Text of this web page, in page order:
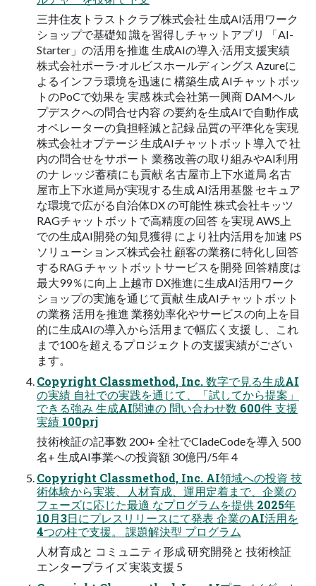
三井住友トラストクラブ株式会社 ⽣成AI活⽤ワーク
ショップで基礎知 識を習得しチャットアプリ 「AI-
Starter」の活⽤を推進 ⽣成AIの導⼊‧活⽤⽀援実績
株式会社ポーラ‧オルビスホールディングス Azureに
よるインフラ環境を迅速に 構築⽣成 AIチャットボッ
トのPoCで効果を 実感 株式会社第⼀興商 DAMヘル
プデスクへの問合せ内容 の要約を⽣成AIで⾃動作成
オペレーターの負担軽減と記録 品質の平準化を実現
株式会社オプテージ ⽣成AIチャットボット導⼊で 社
内の問合せをサポート 業務改善の取り組みやAI利⽤
のナ レッジ蓄積にも貢献 名古屋市上下⽔道局 名古
屋市上下⽔道局が実現する⽣成 AI活⽤基盤 セキュア
な環境で広がる⾃治体DX の可能性 株式会社キッツ
RAGチャットボットで⾼精度の回答 を実現 AWS上
での⽣成AI開発の知⾒獲得 により社内活⽤を加速 PS
ソリューションズ株式会社 顧客の業務に特化し回答
するRAG チャットボットサービスを開発 回答精度は
最⼤99％に向上 上越市 DX推進に⽣成AI活⽤ワーク
ショップの実施を通じて貢献 ⽣成AIチャットボット
の業務 活⽤を推進 業務効率化やサービスの向上を⽬
的に⽣成AIの導⼊から活⽤まで幅広く⽀援 し、これ
まで100を超えるプロジェクトの⽀援実績がござい
ます。
Copyright Classmethod, Inc. 数字で⾒る⽣成AI
の実績 ⾃社での実践を通じて、「試してから提案」
できる強み ⽣成AI関連の 問い合わせ数 600件 ⽀援
実績 100prj
技術検証の記事数 200+ 全社でCladeCodeを導⼊ 500
名+ ⽣成AI事業への投資額 30億円/5年 4
Copyright Classmethod, Inc. AI領域への投資 技
術体験から実装、⼈材育成、運⽤定着まで、企業の
フェーズに応じた最適 なプログラムを提供 2025年
10⽉3⽇にプレスリリースにて発表 企業のAI活⽤を
4つの柱で⽀援。 課題解決型 プログラム
⼈材育成と コミュニティ形成 研究開発と 技術検証
エンタープライズ 実装⽀援 5